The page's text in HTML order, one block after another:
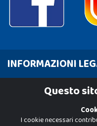
INFORMAZIONI
Cookie PolicyQuesto
I cookie necessari